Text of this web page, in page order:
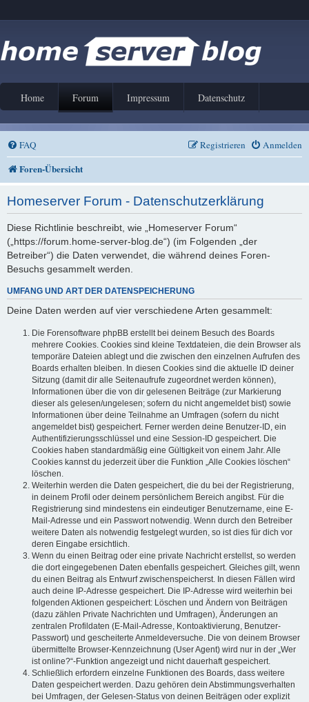
Home Forum Impressum Datenschutz
FAQ Anmelden
Registrieren
Foren-Übersicht
Homeserver Forum - Datenschutzerklärung
Diese Richtlinie beschreibt, wie „Homeserver Forum“
(„https://forum.home-server-blog.de“) (im Folgenden „der
Betreiber“) die Daten verwendet, die während deines Foren-
Besuchs gesammelt werden.
UMFANG UND ART DER DATENSPEICHERUNG
Deine Daten werden auf vier verschiedene Arten gesammelt:
Die Forensoftware phpBB erstellt bei deinem Besuch des Boards
mehrere Cookies. Cookies sind kleine Textdateien, die dein Browser als
temporäre Dateien ablegt und die zwischen den einzelnen Aufrufen des
Boards erhalten bleiben. In diesen Cookies sind die aktuelle ID deiner
Sitzung (damit dir alle Seitenaufrufe zugeordnet werden können),
Informationen über die von dir gelesenen Beiträge (zur Markierung
dieser als gelesen/ungelesen; sofern du nicht angemeldet bist) sowie
Informationen über deine Teilnahme an Umfragen (sofern du nicht
angemeldet bist) gespeichert. Ferner werden deine Benutzer-ID, ein
Authentifizierungsschlüssel und eine Session-ID gespeichert. Die
Cookies haben standardmäßig eine Gültigkeit von einem Jahr. Alle
Cookies kannst du jederzeit über die Funktion „Alle Cookies löschen“
löschen.
Weiterhin werden die Daten gespeichert, die du bei der Registrierung,
in deinem Profil oder deinem persönlichem Bereich angibst. Für die
Registrierung sind mindestens ein eindeutiger Benutzername, eine E-
Mail-Adresse und ein Passwort notwendig. Wenn durch den Betreiber
weitere Daten als notwendig festgelegt wurden, so ist dies für dich vor
deren Eingabe ersichtlich.
Wenn du einen Beitrag oder eine private Nachricht erstellst, so werden
die dort eingegebenen Daten ebenfalls gespeichert. Gleiches gilt, wenn
du einen Beitrag als Entwurf zwischenspeicherst. In diesen Fällen wird
auch deine IP-Adresse gespeichert. Die IP-Adresse wird weiterhin bei
folgenden Aktionen gespeichert: Löschen und Ändern von Beiträgen
(dazu zählen Private Nachrichten und Umfragen), Änderungen an
zentralen Profildaten (E-Mail-Adresse, Kontoaktivierung, Benutzer-
Passwort) und gescheiterte Anmeldeversuche. Die von deinem Browser
übermittelte Browser-Kennzeichnung (User Agent) wird nur in der „Wer
ist online?“-Funktion angezeigt und nicht dauerhaft gespeichert.
Schließlich erfordern einzelne Funktionen des Boards, dass weitere
Daten gespeichert werden. Dazu gehören dein Abstimmungsverhalten
bei Umfragen, der Gelesen-Status von deinen Beiträgen oder explizit